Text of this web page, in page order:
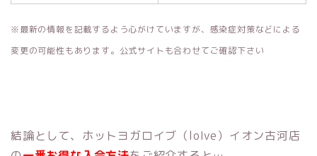
※最新の情報を記載するよう心がけていますが、感染症対策などによる
変更の可能性もあります。公式サイトも合わせてご確認下さい
結論として、ホットヨガロイブ（loIve）イオン古河店